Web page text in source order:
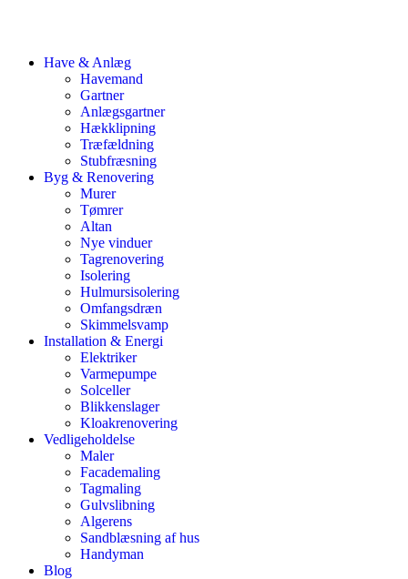
Have & Anlæg
Havemand
Gartner
Anlægsgartner
Hækklipning
Træfældning
Stubfræsning
Byg & Renovering
Murer
Tømrer
Altan
Nye vinduer
Tagrenovering
Isolering
Hulmursisolering
Omfangsdræn
Skimmelsvamp
Installation & Energi
Elektriker
Varmepumpe
Solceller
Blikkenslager
Kloakrenovering
Vedligeholdelse
Maler
Facademaling
Tagmaling
Gulvslibning
Algerens
Sandblæsning af hus
Handyman
Blog